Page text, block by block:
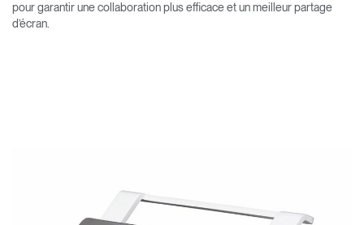
pour garantir une collaboration plus efficace et un meilleur partage
d’écran.